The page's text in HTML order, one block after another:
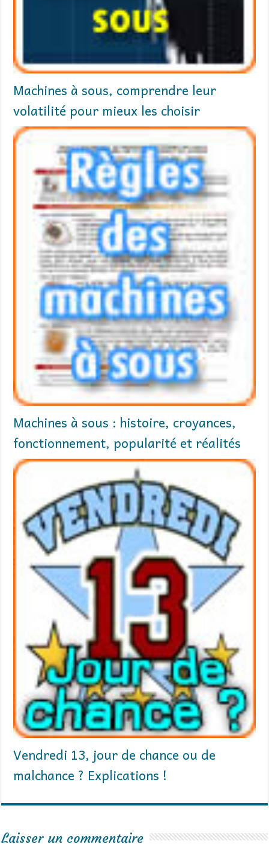
Machines à sous, comprendre leur
volatilité pour mieux les choisir
Machines à sous : histoire, croyances,
fonctionnement, popularité et réalités
Vendredi 13, jour de chance ou de
malchance ? Explications !
Laisser un commentaire